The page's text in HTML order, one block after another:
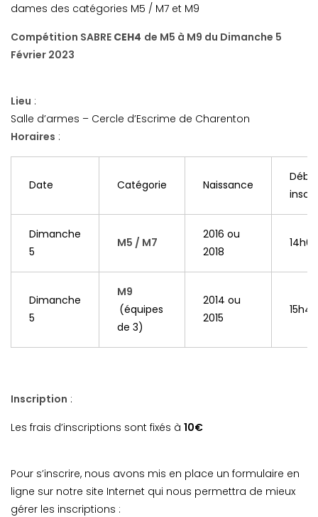
dames des catégories M5 / M7 et M9
Compétition SABRE CEH4 de M5 à M9 du Dimanche 5
Février 2023
Lieu :
Salle d’armes – Cercle d’Escrime de Charenton
Horaires :
Date Catégorie Naissance
inscr.
Dimanche
5
M5 / M7
2016 ou
2018
14h00
Dimanche
5
M9
(équipes
de 3)
2014 ou
2015
15h45
Inscription :
Les frais d’inscriptions sont fixés à 10€
Pour s’inscrire, nous avons mis en place un formulaire en
ligne sur notre site Internet qui nous permettra de mieux
gérer les inscriptions :